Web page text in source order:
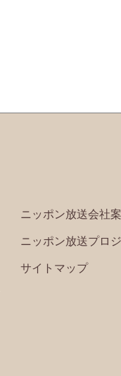
ニッポン放送会社
ニッポン放送プロ
サイトマップ